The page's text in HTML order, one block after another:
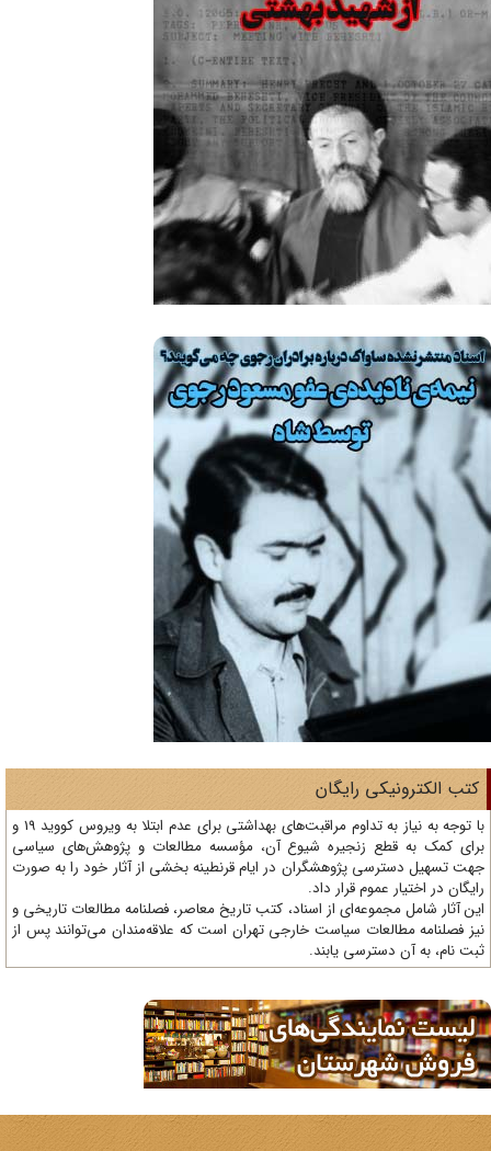
الکترونیکی رایگان
با توجه به نیاز به تداوم مراقبت‌های بهداشتی برای عدم ابتلا به ویروس کووید 19 و
کمک به قطع زنجیره شیوع آن، مؤسسه مطالعات و پژوهش‌های سیاسی
تسهیل دسترسی پژوهشگران در ایام قرنطینه بخشی از آثار خود را به صورت
در اختیار عموم قرار داد.
آثار شامل مجموعه‌ای از اسناد، کتب تاریخ معاصر، فصلنامه‌ مطالعات تاریخی و
فصلنامه مطالعات سیاست خارجی تهران است که علاقه‌مندان می‌توانند پس از
نام، به آن دسترسی یابند.